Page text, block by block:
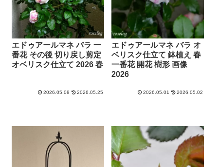
エドゥアールマネ バラ 一
番花 その後 切り戻し剪定
オベリスク仕立て 2026 春
2026.05.08 2026.05.25
エドゥアールマネ バラ オ
ベリスク仕立て 鉢植え 春
一番花 開花 樹形 画像
2026
2026.05.01 2026.05.02